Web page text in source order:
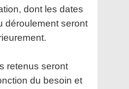
dont les dates
déroulement seront
retenus seront
du besoin et